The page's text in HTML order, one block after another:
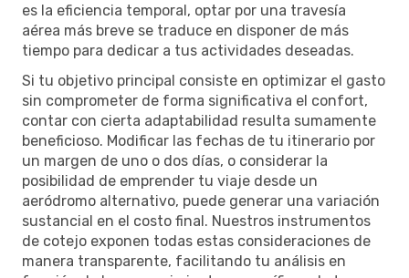
es la eficiencia temporal, optar por una travesía
aérea más breve se traduce en disponer de más
tiempo para dedicar a tus actividades deseadas.
Si tu objetivo principal consiste en optimizar el gasto
sin comprometer de forma significativa el confort,
contar con cierta adaptabilidad resulta sumamente
beneficioso. Modificar las fechas de tu itinerario por
un margen de uno o dos días, o considerar la
posibilidad de emprender tu viaje desde un
aeródromo alternativo, puede generar una variación
sustancial en el costo final. Nuestros instrumentos
de cotejo exponen todas estas consideraciones de
manera transparente, facilitando tu análisis en